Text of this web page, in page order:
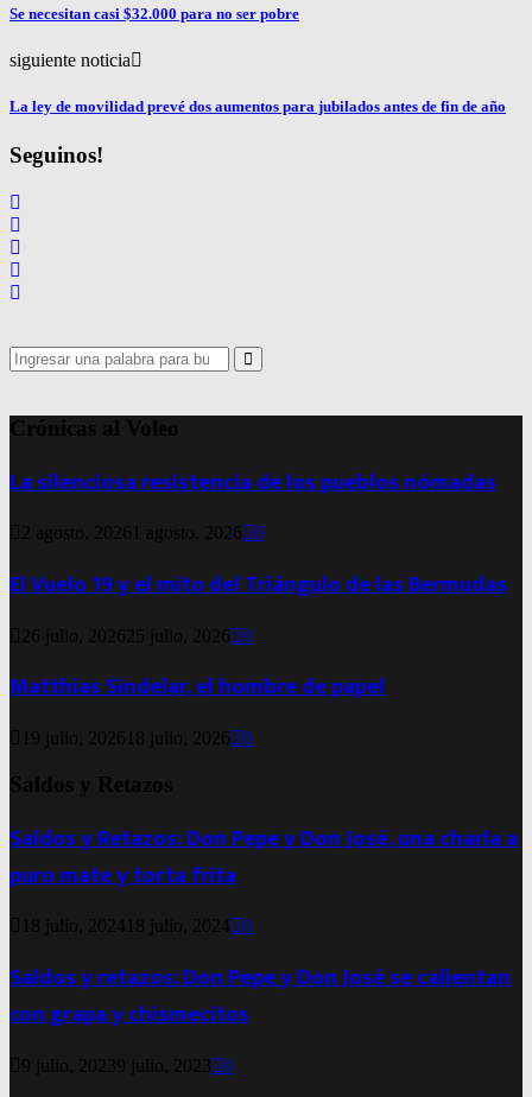
Se necesitan casi $32.000 para no ser pobre
siguiente noticia
La ley de movilidad prevé dos aumentos para jubilados antes de fin de año
Seguinos!
Search
for:
Search
Crónicas al Voleo
La silenciosa resistencia de los pueblos nómadas
2 agosto, 2026 1 agosto, 2026 0
El Vuelo 19 y el mito del Triángulo de las Bermudas
26 julio, 2026 25 julio, 2026 0
Matthias Sindelar, el hombre de papel
19 julio, 2026 18 julio, 2026 0
Saldos y Retazos
Saldos y Retazos: Don Pepe y Don José, una charla a
puro mate y torta frita
18 julio, 2024 18 julio, 2024 0
Saldos y retazos: Don Pepe y Don José se calientan
con grapa y chismecitos
9 julio, 20239 julio, 2023 0